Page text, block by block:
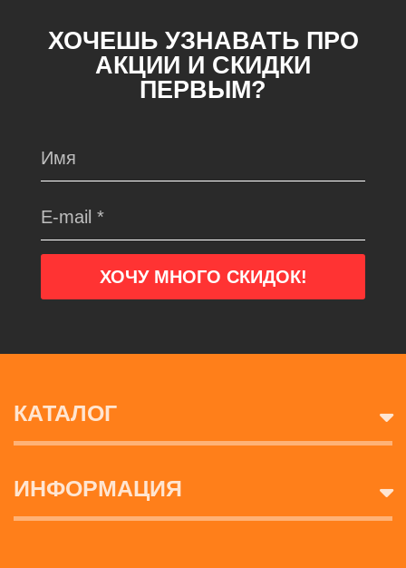
ХОЧЕШЬ УЗНАВАТЬ ПРО
АКЦИИ И СКИДКИ
ПЕРВЫМ?
КАТАЛОГ
ИНФОРМАЦИЯ